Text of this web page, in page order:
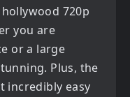
720p
you are
or a large
Plus, the
incredibly easy